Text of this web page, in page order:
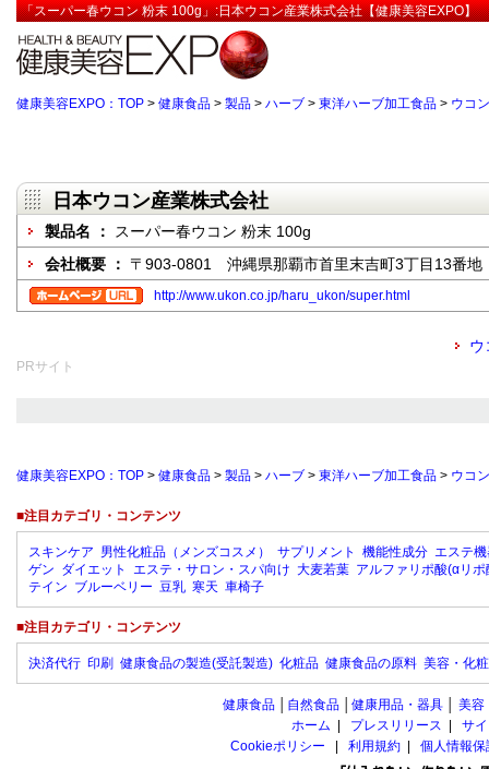
「スーパー春ウコン 粉末 100g」:日本ウコン産業株式会社【健康美容EXPO】
健康美容EXPO：TOP > 健康食品 > 製品 > ハーブ > 東洋ハーブ加工食品 > ウコン
日本ウコン産業株式会社
製品名 ：
スーパー春ウコン 粉末 100g
会社概要 ： 〒903-0801 沖縄県那覇市首里末吉町3丁目13番地
http://www.ukon.co.jp/haru_ukon/super.html
ウ
PRサイト
健康美容EXPO：TOP > 健康食品 > 製品 > ハーブ > 東洋ハーブ加工食品 > ウコン
■注目カテゴリ・コンテンツ
スキンケア 男性化粧品（メンズコスメ） サプリメント 機能性成分 エステ
ゲン ダイエット エステ・サロン・スパ向け 大麦若葉 アルファリポ酸(αリポ
テイン ブルーベリー 豆乳 寒天 車椅子
■注目カテゴリ・コンテンツ
決済代行 印刷 健康食品の製造(受託製造) 化粧品 健康食品の原料 美容・化
健康食品 自然食品 健康用品・器具 美容
ホーム
プレスリリース
サ
Cookieポリシー
利用規約 個人情報